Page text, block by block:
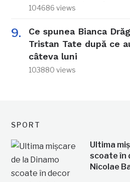
104686 views
Ce spunea Bianca
Tristan Tate după ce
câteva luni
103880 views
SPORT
Ultima
scoate în
Nicolae